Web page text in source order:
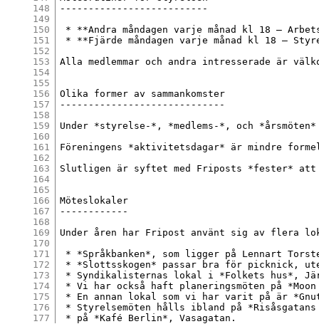
148
149
150
151
152
153
154
155
156
157
158
159
160
161
162
163
164
165
166
167
168
169
170
171
172
173
174
175
176
177
--------------------------
* **Andra måndagen varje månad kl 18 –
* **Fjärde måndagen varje månad kl 18 –
Alla medlemmar och andra intresserade är
Olika former av sammankomster
-----------------------------
Under *styrelse-*, *medlems-*, och
Föreningens *aktivitetsdagar* är mindre
Slutligen är syftet med Friposts *fester* att
Möteslokaler
------------
Under åren har Fripost använt sig av flera
* *Språkbanken*, som ligger på Lennart
* *Slottsskogen* passar bra för picknick,
* Syndikalisternas lokal i *Folkets hus*,
* Vi har också haft planeringsmöten på
* En annan lokal som vi har varit på är
* Styrelsemöten hålls ibland på